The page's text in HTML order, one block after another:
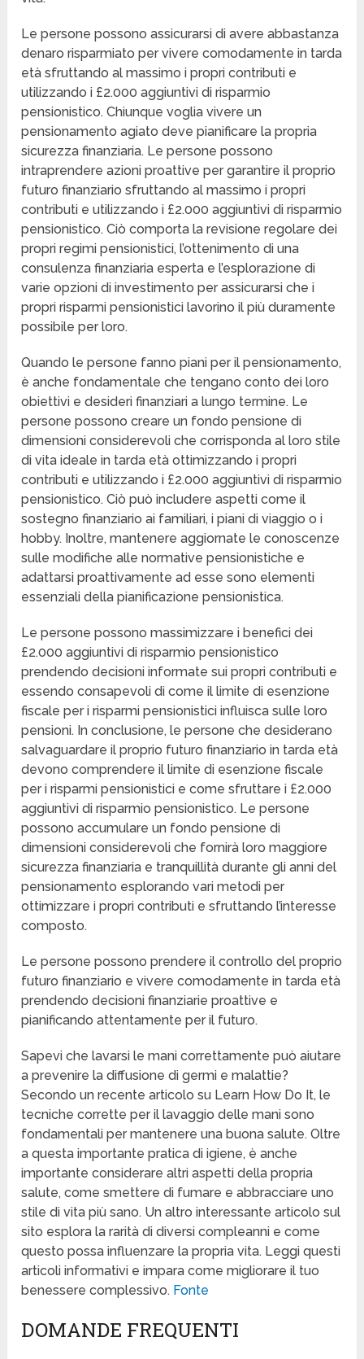
Le persone possono assicurarsi di avere abbastanza
denaro risparmiato per vivere comodamente in tarda
età sfruttando al massimo i propri contributi e
utilizzando i £2.000 aggiuntivi di risparmio
pensionistico. Chiunque voglia vivere un
pensionamento agiato deve pianificare la propria
sicurezza finanziaria. Le persone possono
intraprendere azioni proattive per garantire il proprio
futuro finanziario sfruttando al massimo i propri
contributi e utilizzando i £2.000 aggiuntivi di risparmio
pensionistico. Ciò comporta la revisione regolare dei
propri regimi pensionistici, l’ottenimento di una
consulenza finanziaria esperta e l’esplorazione di
varie opzioni di investimento per assicurarsi che i
propri risparmi pensionistici lavorino il più duramente
possibile per loro.
Quando le persone fanno piani per il pensionamento,
è anche fondamentale che tengano conto dei loro
obiettivi e desideri finanziari a lungo termine. Le
persone possono creare un fondo pensione di
dimensioni considerevoli che corrisponda al loro stile
di vita ideale in tarda età ottimizzando i propri
contributi e utilizzando i £2.000 aggiuntivi di risparmio
pensionistico. Ciò può includere aspetti come il
sostegno finanziario ai familiari, i piani di viaggio o i
hobby. Inoltre, mantenere aggiornate le conoscenze
sulle modifiche alle normative pensionistiche e
adattarsi proattivamente ad esse sono elementi
essenziali della pianificazione pensionistica.
Le persone possono massimizzare i benefici dei
£2.000 aggiuntivi di risparmio pensionistico
prendendo decisioni informate sui propri contributi e
essendo consapevoli di come il limite di esenzione
fiscale per i risparmi pensionistici influisca sulle loro
pensioni. In conclusione, le persone che desiderano
salvaguardare il proprio futuro finanziario in tarda età
devono comprendere il limite di esenzione fiscale
per i risparmi pensionistici e come sfruttare i £2.000
aggiuntivi di risparmio pensionistico. Le persone
possono accumulare un fondo pensione di
dimensioni considerevoli che fornirà loro maggiore
sicurezza finanziaria e tranquillità durante gli anni del
pensionamento esplorando vari metodi per
ottimizzare i propri contributi e sfruttando l’interesse
composto.
Le persone possono prendere il controllo del proprio
futuro finanziario e vivere comodamente in tarda età
prendendo decisioni finanziarie proattive e
pianificando attentamente per il futuro.
Sapevi che lavarsi le mani correttamente può aiutare
a prevenire la diffusione di germi e malattie?
Secondo un recente articolo su Learn How Do It, le
tecniche corrette per il lavaggio delle mani sono
fondamentali per mantenere una buona salute. Oltre
a questa importante pratica di igiene, è anche
importante considerare altri aspetti della propria
salute, come smettere di fumare e abbracciare uno
stile di vita più sano. Un altro interessante articolo sul
sito esplora la rarità di diversi compleanni e come
questo possa influenzare la propria vita. Leggi questi
articoli informativi e impara come migliorare il tuo
benessere complessivo. Fonte
DOMANDE FREQUENTI